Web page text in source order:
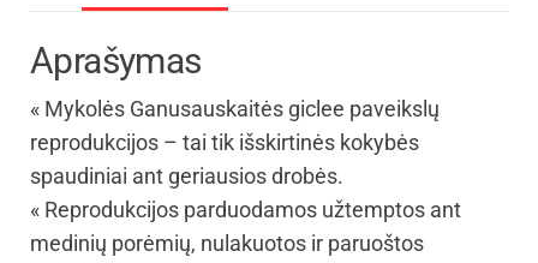
Aprašymas
« Mykolės Ganusauskaitės giclee paveikslų
reprodukcijos – tai tik išskirtinės kokybės
spaudiniai ant geriausios drobės.
« Reprodukcijos parduodamos užtemptos ant
medinių porėmių, nulakuotos ir paruoštos